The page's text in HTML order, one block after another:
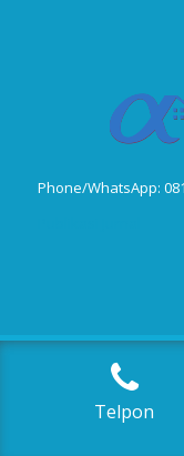
Phone/WhatsApp:
© Copyright 2018-2025,
Kanopi Minmalis
Telpon